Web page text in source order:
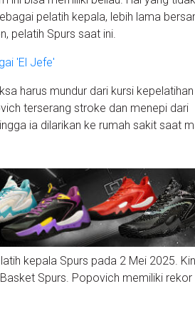
pelatih kepala, lebih lama
pelatih Spurs saat ini.
'El Jefe'
harus mundur dari kursi
terserang stroke dan menepi dari
ia dilarikan ke rumah sakit saat
kepala Spurs pada 2 Mei 2025.
Spurs. Popovich memiliki rekor